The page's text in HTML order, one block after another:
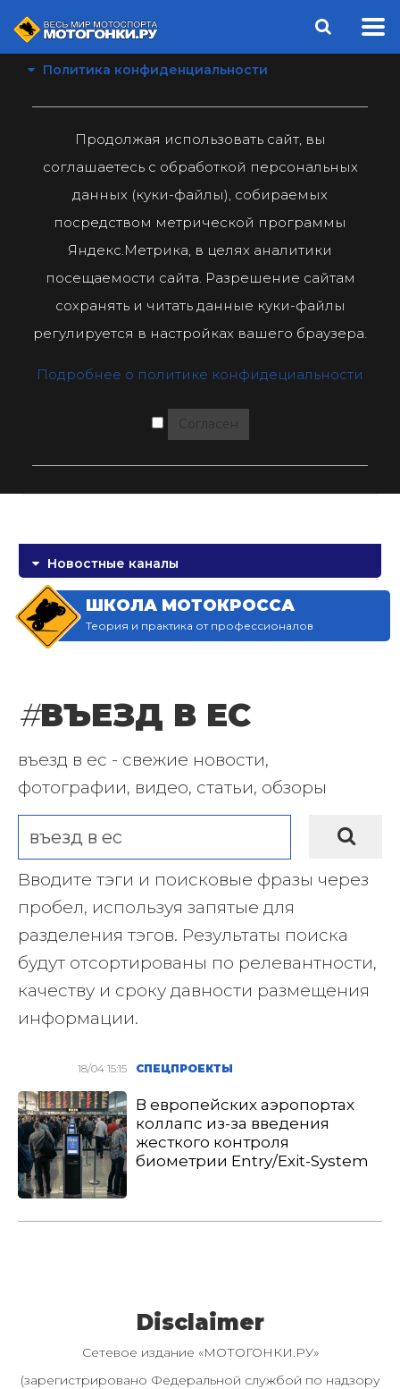
Политика конфиденциальности
Продолжая использовать сайт, вы
соглашаетесь с обработкой персональных
данных (куки-файлы), собираемых
посредством метрической программы
Яндекс.Метрика, в целях аналитики
посещаемости сайта. Разрешение сайтам
сохранять и читать данные куки-файлы
регулируется в настройках вашего браузера.
Подробнее о политике конфидециальности
Согласен
Новостные каналы
ШКОЛА МОТОКРОССА
Теория и практика от профессионалов
#ВЪЕЗД В ЕС
въезд в ес - свежие новости,
фотографии, видео, статьи, обзоры
Вводите тэги и поисковые фразы через
пробел, используя запятые для
разделения тэгов. Результаты поиска
будут отсортированы по релевантности,
качеству и сроку давности размещения
информации.
18/04 15:15 СПЕЦПРОЕКТЫ
В европейских аэропортах
коллапс из-за введения
жесткого контроля
биометрии Entry/Exit-System
Disclaimer
Сетевое издание «МОТОГОНКИ.РУ»
(зарегистрировано Федеральной службой по надзору